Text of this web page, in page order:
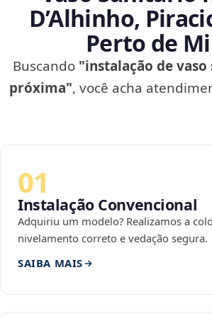
D’Alhinho,
Perto de
Buscando "instalação de
próxima", você acha
01
Instalação Convencional
Adquiriu um modelo? Realizamos a
nivelamento correto e vedação segura.
SAIBA MAIS